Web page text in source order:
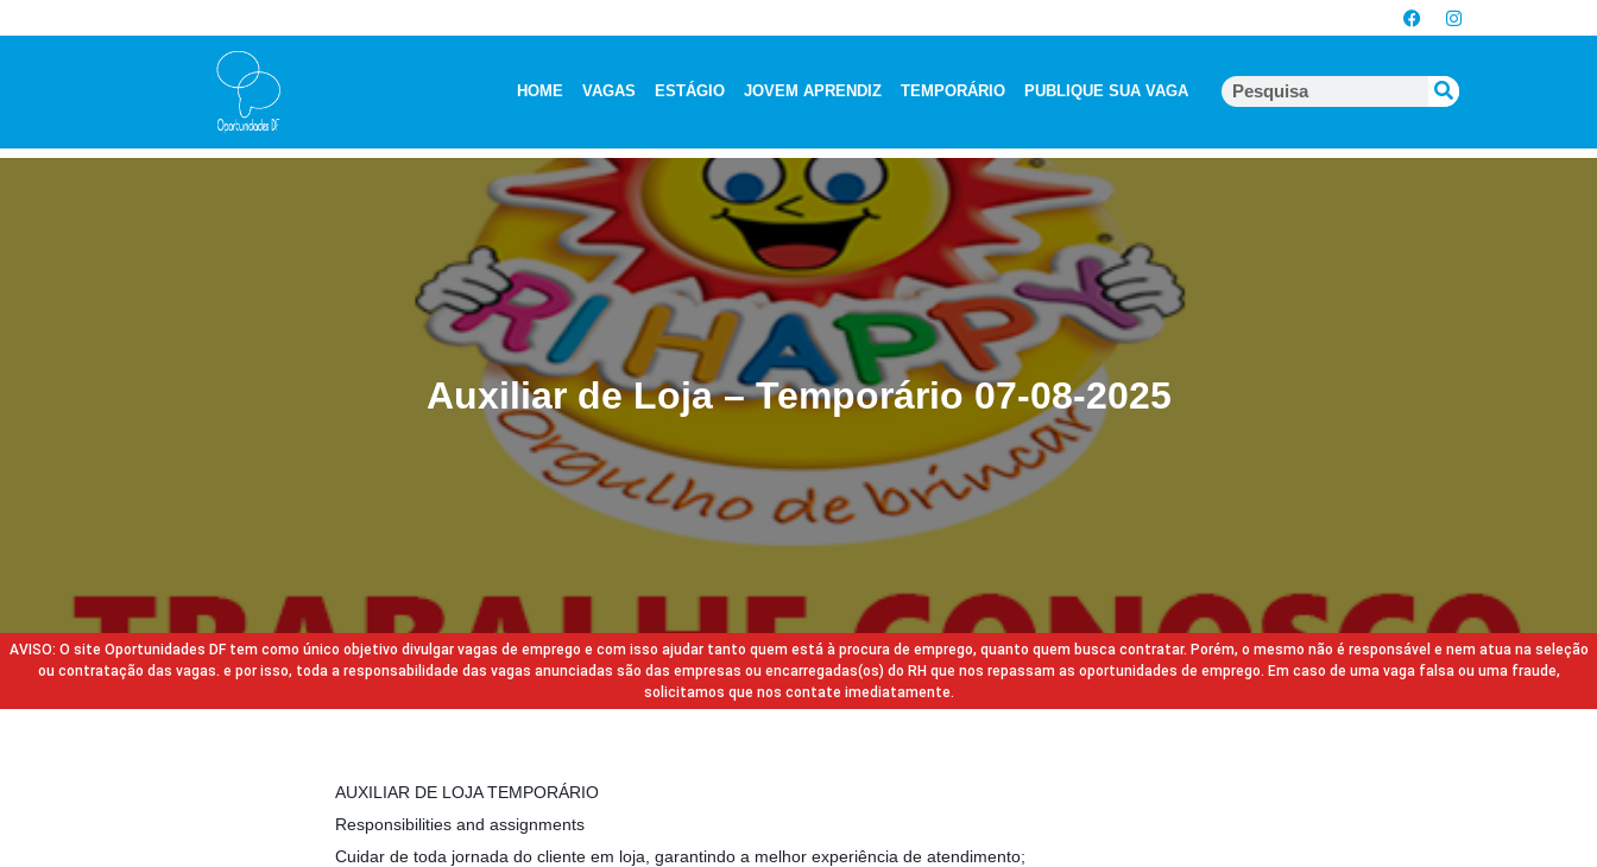
HOME VAGAS ESTÁGIO JOVEM APRENDIZ TEMPORÁRIO PUBLIQUE SUA VAGA
Auxiliar de Loja – Temporário 07-08-2025
AVISO: O site Oportunidades DF tem como único objetivo divulgar vagas de emprego e com isso ajudar tanto quem está à procura de emprego, quanto quem busca contratar. Porém, o mesmo não é responsável e nem atua na seleção
ou contratação das vagas. e por isso, toda a responsabilidade das vagas anunciadas são das empresas ou encarregadas(os) do RH que nos repassam as oportunidades de emprego. Em caso de uma vaga falsa ou uma fraude,
solicitamos que nos contate imediatamente.
AUXILIAR DE LOJA TEMPORÁRIO
Responsibilities and assignments
Cuidar de toda jornada do cliente em loja, garantindo a melhor experiência de atendimento;